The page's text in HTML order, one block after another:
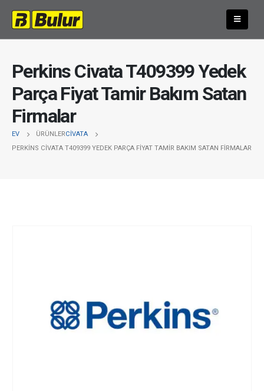
Perkins Civata T409399 Yedek
Parça Fiyat Tamir Bakım Satan
Firmalar
EV ÜRÜNLERCIVATA
PERKINS CIVATA T409399 YEDEK PARÇA FIYAT TAMIR BAKIM SATAN FIRMALAR